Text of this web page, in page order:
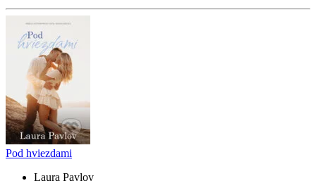
Pod hviezdami
Laura Pavlov